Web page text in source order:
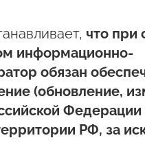
что при
информационно-
обязан
(обновление,
Федерации
РФ, за